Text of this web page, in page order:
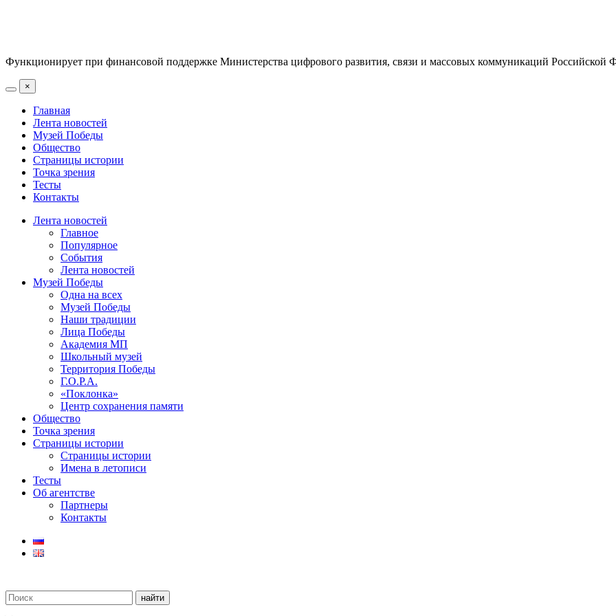
Функционирует при финансовой поддержке Министерства цифрового развития, связи и массовых коммуникаций Российской
×
Главная
Лента новостей
Музей Победы
Общество
Страницы истории
Точка зрения
Тесты
Контакты
Лента новостей
Главное
Популярное
События
Лента новостей
Музей Победы
Одна на всех
Музей Победы
Наши традиции
Лица Победы
Академия МП
Школьный музей
Территория Победы
Г.О.Р.А.
«Поклонка»
Центр сохранения памяти
Общество
Точка зрения
Страницы истории
Страницы истории
Имена в летописи
Тесты
Об агентстве
Партнеры
Контакты